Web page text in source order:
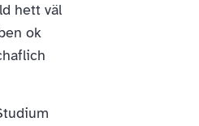
hett väl
ok